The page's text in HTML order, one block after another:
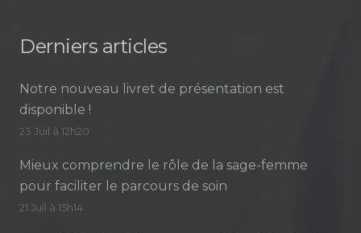
Derniers articles
Notre nouveau livret de présentation est
disponible !
23 Juil à 12h20
Mieux comprendre le rôle de la sage-femme
pour faciliter le parcours de soin
21 Juil à 15h14